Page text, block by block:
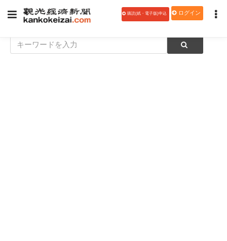
購読(紙・電子版)申込 ログイン